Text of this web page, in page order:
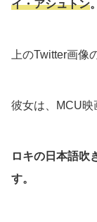
イ・アシュトン。
上のTwitter画像
彼女は、MCU映
ロキの日本語吹
す。